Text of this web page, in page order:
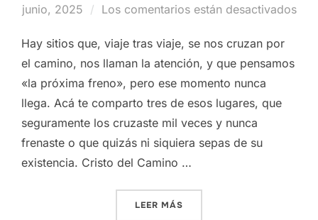
el
junio, 2025
Los comentarios están desactivados
Hay sitios que, viaje tras viaje, se nos cruzan por
el camino, nos llaman la atención, y que pensamos
«la próxima freno», pero ese momento nunca
llega. Acá te comparto tres de esos lugares, que
seguramente los cruzaste mil veces y nunca
frenaste o que quizás ni siquiera sepas de su
existencia. Cristo del Camino …
LEER MÁS